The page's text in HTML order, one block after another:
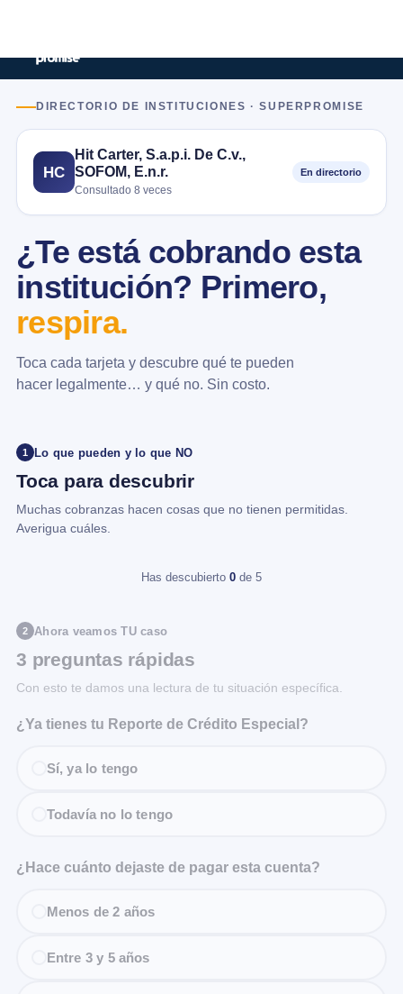
DIRECTORIO DE INSTITUCIONES · SUPERPROMISE
HC
Hit Carter, S.a.p.i. De C.v.,
SOFOM, E.n.r.
Consultado 8 veces
En directorio
¿Te está cobrando esta
institución? Primero,
respira.
Toca cada tarjeta y descubre qué te pueden
hacer legalmente… y qué no. Sin costo.
1 Lo que pueden y lo que NO
Toca para descubrir
Muchas cobranzas hacen cosas que no tienen permitidas.
Averigua cuáles.
Has descubierto 0 de 5
2 Ahora veamos TU caso
3 preguntas rápidas
Con esto te damos una lectura de tu situación específica.
¿Ya tienes tu Reporte de Crédito Especial?
Sí, ya lo tengo
Todavía no lo tengo
¿Hace cuánto dejaste de pagar esta cuenta?
Menos de 2 años
Entre 3 y 5 años